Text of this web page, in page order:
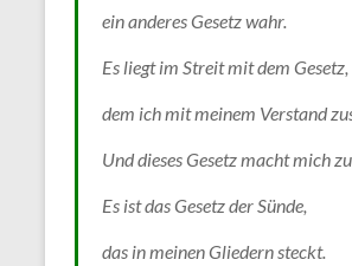
ein anderes Gesetz wahr.
Es liegt im Streit mit dem Gesetz,
dem ich mit meinem Verstand
Und dieses Gesetz macht mich
Es ist das Gesetz der Sünde,
das in meinen Gliedern steckt.